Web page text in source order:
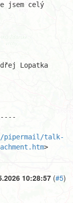
jsem celý
Lopatka
pipermail/talk-
>
10:28:57 (#5)